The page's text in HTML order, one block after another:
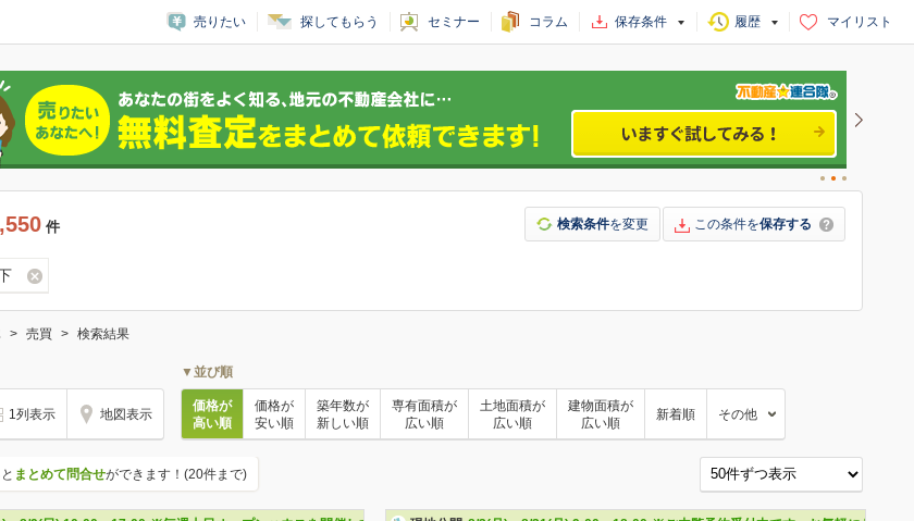
売りたい 探してもらう セミナー コラム 保存条件 履歴 マイリスト
件 検索条件を変更 この条件を保存する
売買 検索結果
1列表示 地図表示
▼並び順
価格が
高い順
価格が
安い順
築年数が
新しい順
専有面積が
広い順
土地面積が
広い順
建物面積が
広い順
新着順 その他
まとめて問合せができます！(20件まで)